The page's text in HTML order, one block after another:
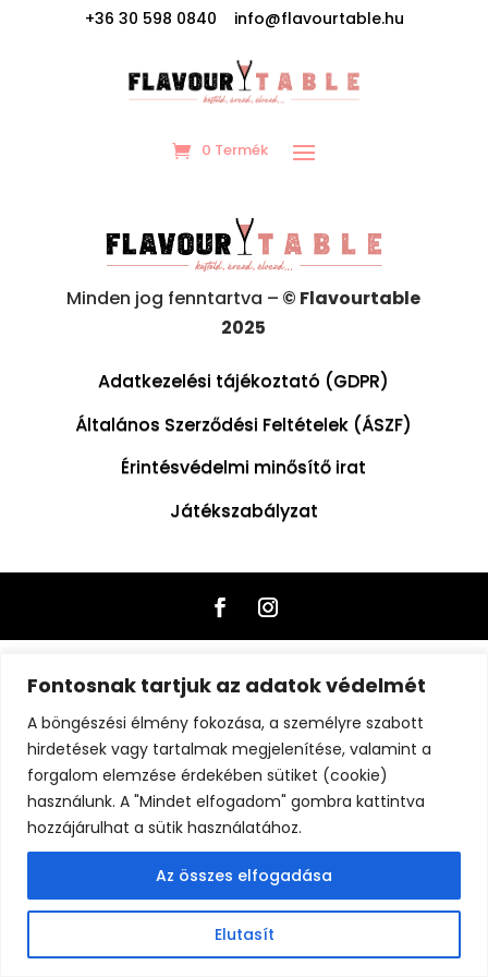
Fontosnak tartjuk az adatok védelmét
A böngészési élmény fokozása, a személyre szabott
hirdetések vagy tartalmak megjelenítése, valamint a
forgalom elemzése érdekében sütiket (cookie)
használunk. A "Mindet elfogadom" gombra kattintva
hozzájárulhat a sütik használatához.
Elutasít
Az összes elfogadása
+36 30 598 0840 info@flavourtable.hu
0 Termék
Minden jog fenntartva – © Flavourtable
2025
Adatkezelési tájékoztató (GDPR)
Általános Szerződési Feltételek (ÁSZF)
Érintésvédelmi minősítő irat
Játékszabályzat